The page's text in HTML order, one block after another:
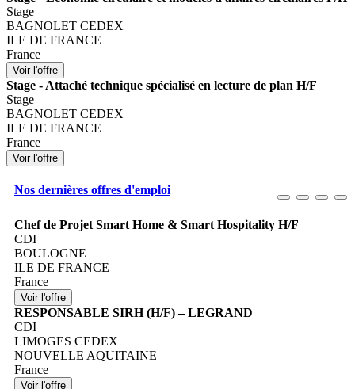
Stage
BAGNOLET CEDEX
ILE DE FRANCE
France
Stage - Attaché technique spécialisé en lecture de plan H/F
Stage
BAGNOLET CEDEX
ILE DE FRANCE
France
Nos dernières offres d'emploi
Chef de Projet Smart Home & Smart Hospitality H/F
CDI
BOULOGNE
ILE DE FRANCE
France
RESPONSABLE SIRH (H/F) – LEGRAND
CDI
LIMOGES CEDEX
NOUVELLE AQUITAINE
France